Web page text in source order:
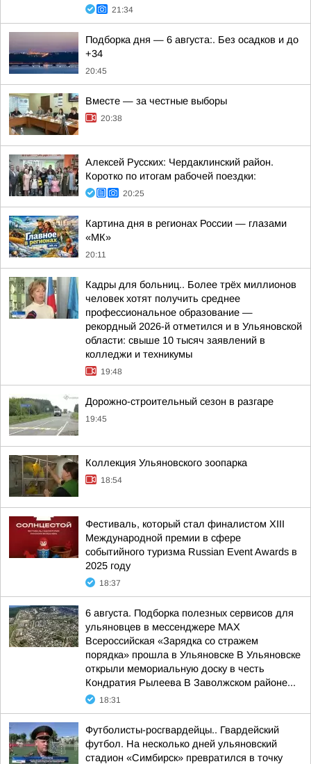
21:34
Подборка дня — 6 августа:. Без осадков и до
+34
20:45
Вместе — за честные выборы
20:38
Алексей Русских: Чердаклинский район.
Коротко по итогам рабочей поездки:
20:25
Картина дня в регионах России — глазами
«МК»
20:11
Кадры для больниц.. Более трёх миллионов
человек хотят получить среднее
профессиональное образование —
рекордный 2026-й отметился и в Ульяновской
области: свыше 10 тысяч заявлений в
колледжи и техникумы
19:48
Дорожно-строительный сезон в разгаре
19:45
Коллекция Ульяновского зоопарка
18:54
Фестиваль, который стал финалистом ХIII
Международной премии в сфере
событийного туризма Russian Event Awards в
2025 году
18:37
6 августа. Подборка полезных сервисов для
ульяновцев в мессенджере MAX
Всероссийская «Зарядка со стражем
порядка» прошла в Ульяновске В Ульяновске
открыли мемориальную доску в честь
Кондратия Рылеева В Заволжском районе...
18:31
Футболисты-росгвардейцы.. Гвардейский
футбол. На несколько дней ульяновский
стадион «Симбирск» превратился в точку